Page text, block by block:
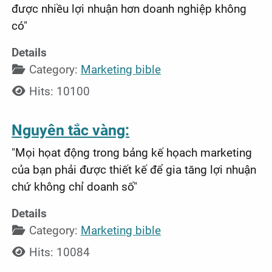
được nhiều lợi nhuận hơn doanh nghiệp không
có"
Details
Category: Marketing bible
Hits: 10100
Nguyên tắc vàng:
"Mọi họat động trong bảng kế họach marketing
của bạn phải được thiết kế để gia tăng lợi nhuận
chứ không chỉ doanh số"
Details
Category: Marketing bible
Hits: 10084